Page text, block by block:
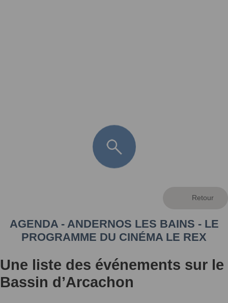
AGENDA - ANDERNOS LES BAINS - LE
PROGRAMME DU CINÉMA LE REX
Une liste des événements sur le
Bassin d’Arcachon